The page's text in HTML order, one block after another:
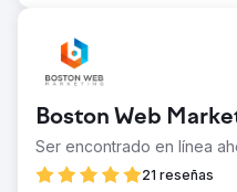
Boston Web
Ser encontrado en línea
21 reseñas